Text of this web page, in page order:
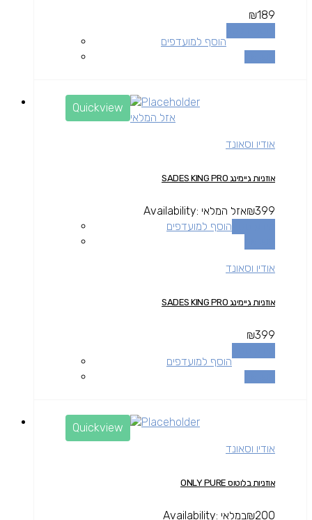
₪189
הוסף למועדפים
Quickview
אזל המלאי
אודיו וסאונד
אוזניות גיימינג SADES KING PRO
₪399
Availability: אזל המלאי
הוסף למועדפים
אודיו וסאונד
אוזניות גיימינג SADES KING PRO
₪399
הוסף למועדפים
Quickview
אודיו וסאונד
אוזניות בלוטוס ONLY PURE
₪200
Availability: במלאי